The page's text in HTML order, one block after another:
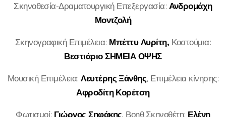
Σκηνοθεσία-Δραματουργική Επεξεργασία: Ανδρομάχη
Μοντζολή
Σκηνογραφική Επιμέλεια: Μπέττυ Λυρίτη, Κοστούμια:
Βεστιάριο ΣΗΜΕΙΑ ΟΨΗΣ
Μουσική Επιμέλεια:Λευτέρης Ξάνθης, Επιμέλεια κίνησης:
Αφροδίτη Κορέτση
Φωτισμοί: Γιώργος Σηφάκης, Βοηθ.Σκηνοθέτη: Ελένη